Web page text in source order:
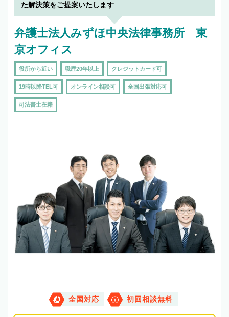
た解決策をご提案いたします
弁護士法人みずほ中央法律事務所 東
京オフィス
役所から近い 職歴20年以上 クレジットカード可
19時以降TEL可 オンライン相談可 全国出張対応可
司法書士在籍
全国対応 初回相談無料